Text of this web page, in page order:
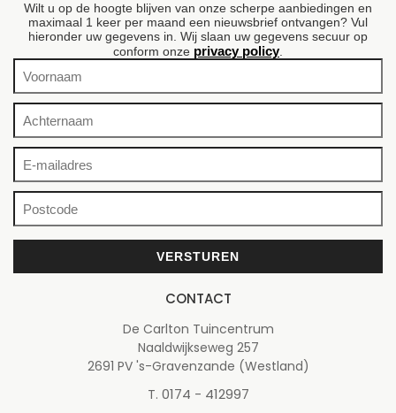
Wilt u op de hoogte blijven van onze scherpe aanbiedingen en
maximaal 1 keer per maand een nieuwsbrief ontvangen? Vul
hieronder uw gegevens in. Wij slaan uw gegevens secuur op
conform onze privacy policy.
CONTACT
De Carlton Tuincentrum
Naaldwijkseweg 257
2691 PV 's-Gravenzande (Westland)
T. 0174 - 412997